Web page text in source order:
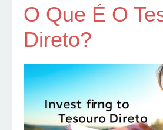
O Que É O
Direto?